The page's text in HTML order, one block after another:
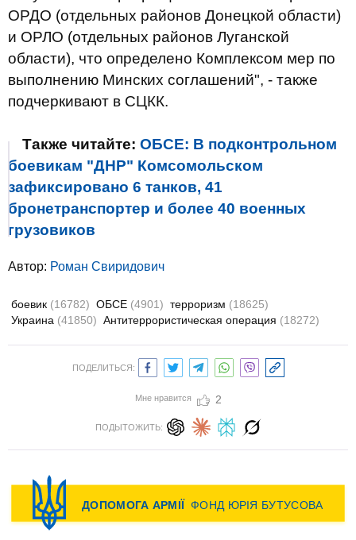
ОРДО (отдельных районов Донецкой области)
и ОРЛО (отдельных районов Луганской
области), что определено Комплексом мер по
выполнению Минских соглашений", - также
подчеркивают в СЦКК.
Также читайте: ОБСЕ: В подконтрольном
боевикам "ДНР" Комсомольском
зафиксировано 6 танков, 41
бронетранспортер и более 40 военных
грузовиков
Автор: Роман Свиридович
боевик (16782) ОБСЕ (4901) терроризм (18625)
Украина (41850) Антитеррористическая операция (18272)
ПОДЕЛИТЬСЯ:
Мне нравится 2
ПОДЫТОЖИТЬ: